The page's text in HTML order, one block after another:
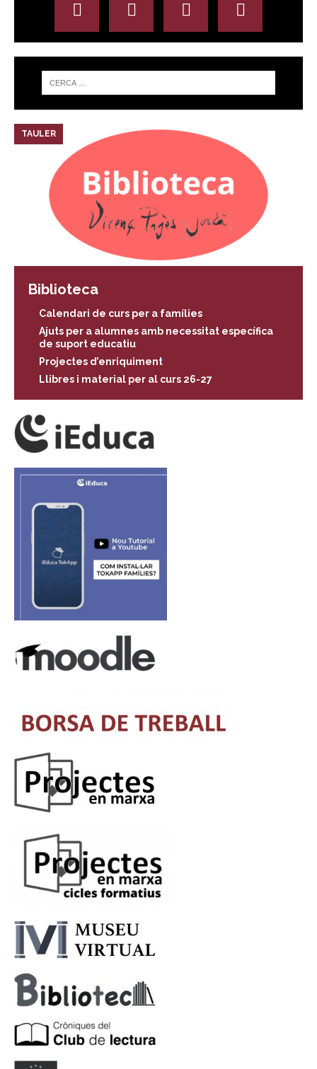
TAULER
Biblioteca
Calendari de curs per a famílies
Ajuts per a alumnes amb necessitat específica
de suport educatiu
Projectes d’enriquiment
Llibres i material per al curs 26-27